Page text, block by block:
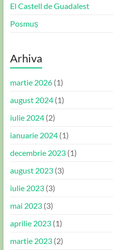
El Castell de Guadalest
Posmuș
Arhiva
martie 2026(1)
august 2024(1)
iulie 2024(2)
ianuarie 2024(1)
decembrie 2023(1)
august 2023(3)
iulie 2023(3)
mai 2023(3)
aprilie 2023(1)
martie 2023(2)